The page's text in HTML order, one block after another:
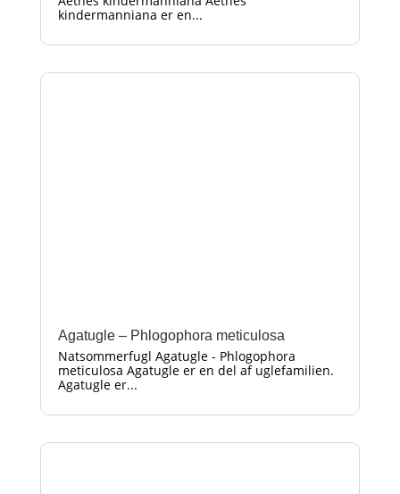
kindermanniana er en...
Agatugle – Phlogophora meticulosa
Natsommerfugl Agatugle - Phlogophora
meticulosa Agatugle er en del af uglefamilien.
Agatugle er...